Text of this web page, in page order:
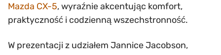
Mazda CX-5, wyraźnie akcentując komfort,
praktyczność i codzienną wszechstronność.
W prezentacji z udziałem Jannice Jacobson,